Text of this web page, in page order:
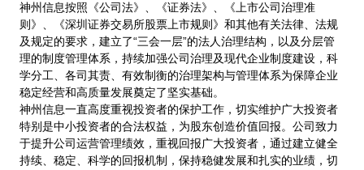
神州信息按照《公司法》、《证券法》、《上市公司治理准
则》、《深圳证券交易所股票上市规则》和其他有关法律、法规
及规定的要求，建立了“三会一层”的法人治理结构，以及分层管
理的制度管理体系，持续加强公司治理及现代企业制度建设，科
学分工、各司其责、有效制衡的治理架构与管理体系为保障企业
稳定经营和高质量发展奠定了坚实基础。
神州信息一直高度重视投资者的保护工作，切实维护广大投资者
特别是中小投资者的合法权益，为股东创造价值回报。公司致力
于提升公司运营管理绩效，重视回报广大投资者，通过建立健全
持续、稳定、科学的回报机制，保持稳健发展和扎实的业绩，切